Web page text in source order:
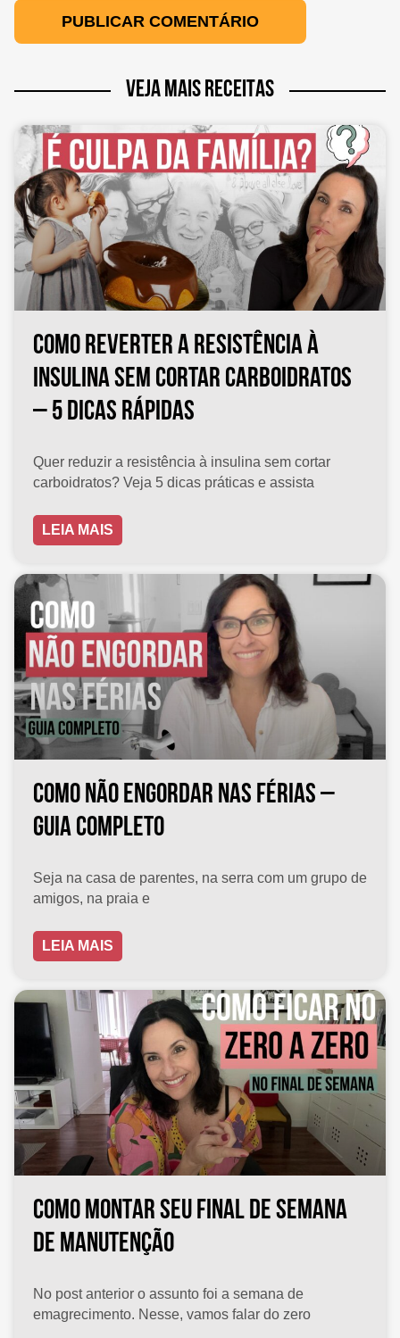
VEJA MAIS RECEITAS
Como reverter a resistência à
insulina sem cortar carboidratos
– 5 dicas rápidas
Quer reduzir a resistência à insulina sem cortar
carboidratos? Veja 5 dicas práticas e assista
LEIA MAIS
COMO NÃO ENGORDAR NAS FÉRIAS –
GUIA COMPLETO
Seja na casa de parentes, na serra com um grupo de
amigos, na praia e
LEIA MAIS
COMO MONTAR SEU FINAL DE SEMANA
DE MANUTENÇÃO
No post anterior o assunto foi a semana de
emagrecimento. Nesse, vamos falar do zero